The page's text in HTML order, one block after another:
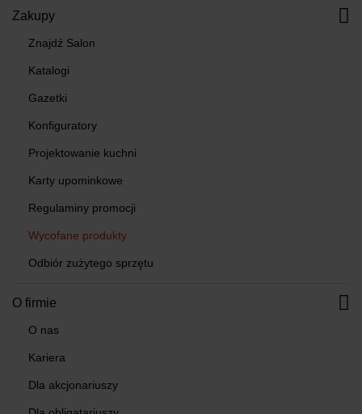
Zakupy
Znajdź Salon
Katalogi
Gazetki
Konfiguratory
Projektowanie kuchni
Karty upominkowe
Regulaminy promocji
Wycofane produkty
Odbiór zużytego sprzętu
O firmie
O nas
Kariera
Dla akcjonariuszy